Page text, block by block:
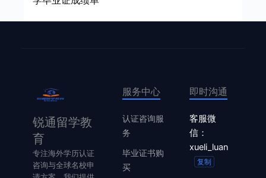
锐通留学教
育
专注海外学历认证
咨询与全球名校申
服务中心
认证咨询服
务
毕业证书购
买
即时沟通
客服微
信：
xueli_luan
复制